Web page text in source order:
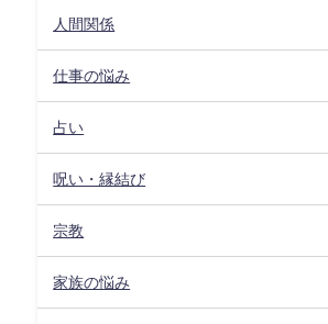
人間関係
仕事の悩み
占い
呪い・縁結び
宗教
家族の悩み